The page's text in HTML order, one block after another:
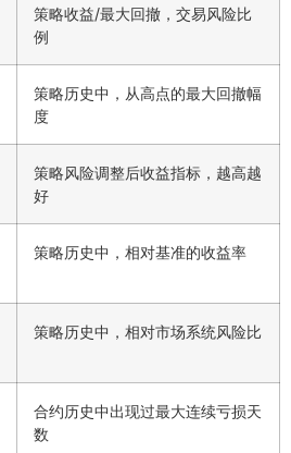
策略收益/最大回撤，交易风险比
例
策略历史中，从高点的最大回撤幅
度
策略风险调整后收益指标，越高越
好
策略历史中，相对基准的收益率
策略历史中，相对市场系统风险比
合约历史中出现过最大连续亏损天
数